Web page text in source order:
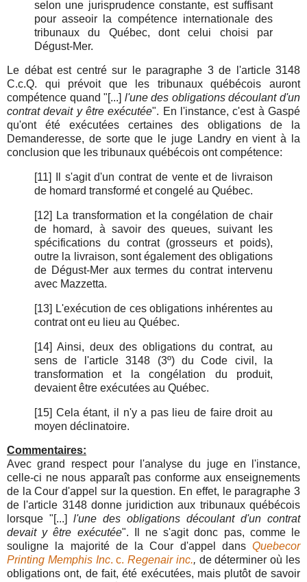
selon une jurisprudence constante, est suffisant
pour asseoir la compétence internationale des
tribunaux du Québec, dont celui choisi par
Dégust-Mer.
Le débat est centré sur le paragraphe 3 de l'article 3148
C.c.Q. qui prévoit que les tribunaux québécois auront
compétence quand "[...] l'une des obligations découlant d'un
contrat devait y être exécutée". En l'instance, c'est à Gaspé
qu'ont été exécutées certaines des obligations de la
Demanderesse, de sorte que le juge Landry en vient à la
conclusion que les tribunaux québécois ont compétence:
[11] Il s'agit d'un contrat de vente et de livraison
de homard transformé et congelé au Québec.
[12] La transformation et la congélation de chair
de homard, à savoir des queues, suivant les
spécifications du contrat (grosseurs et poids),
outre la livraison, sont également des obligations
de Dégust-Mer aux termes du contrat intervenu
avec Mazzetta.
[13] L'exécution de ces obligations inhérentes au
contrat ont eu lieu au Québec.
[14] Ainsi, deux des obligations du contrat, au
sens de l'article 3148 (3º) du Code civil, la
transformation et la congélation du produit,
devaient être exécutées au Québec.
[15] Cela étant, il n'y a pas lieu de faire droit au
moyen déclinatoire.
Commentaires:
Avec grand respect pour l'analyse du juge en l'instance,
celle-ci ne nous apparaît pas conforme aux enseignements
de la Cour d'appel sur la question. En effet, le paragraphe 3
de l'article 3148 donne juridiction aux tribunaux québécois
lorsque "[...] l'une des obligations découlant d'un contrat
devait y être exécutée". Il ne s'agit donc pas, comme le
souligne la majorité de la Cour d'appel dans Quebecor
Printing Memphis Inc. c.Regenair inc., de déterminer où les
obligations ont, de fait, été exécutées, mais plutôt de savoir